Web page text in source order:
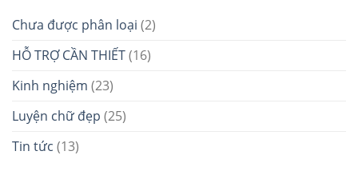
Chưa được phân loại (2)
HỖ TRỢ CẦN THIẾT(16)
Kinh nghiệm (23)
Luyện chữ đẹp (25)
Tin tức (13)